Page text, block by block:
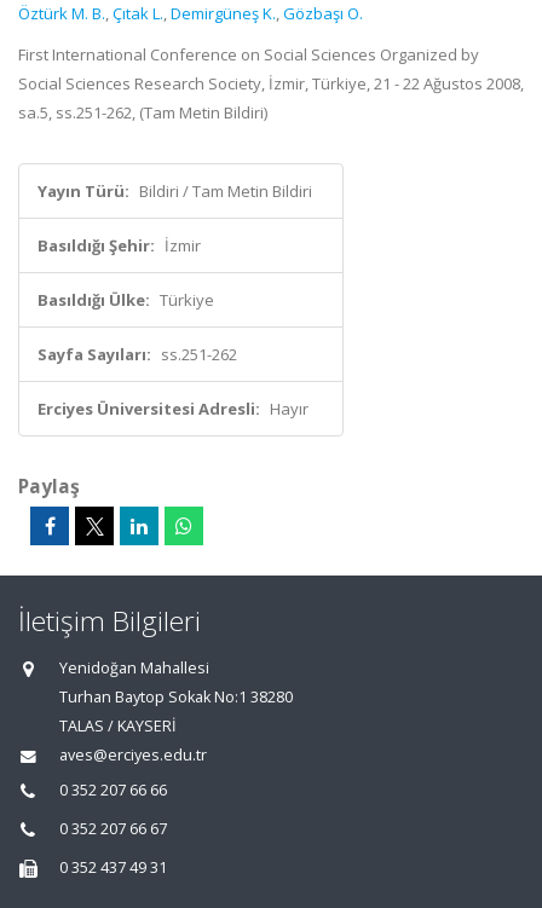
Öztürk M. B.,Çıtak L.,Demirgüneş K.,Gözbaşı O.
First International Conference on Social Sciences Organized by
Social Sciences Research Society, İzmir, Türkiye, 21 - 22 Ağustos 2008,
sa.5, ss.251-262, (Tam Metin Bildiri)
Yayın Türü: Bildiri / Tam Metin Bildiri
Basıldığı Şehir: İzmir
Basıldığı Ülke: Türkiye
Sayfa Sayıları: ss.251-262
Erciyes Üniversitesi Adresli: Hayır
Paylaş
İletişim Bilgileri
Yenidoğan Mahallesi
Turhan Baytop Sokak No:1 38280
TALAS / KAYSERİ
aves@erciyes.edu.tr
0 352 207 66 66
0 352 207 66 67
0 352 437 49 31